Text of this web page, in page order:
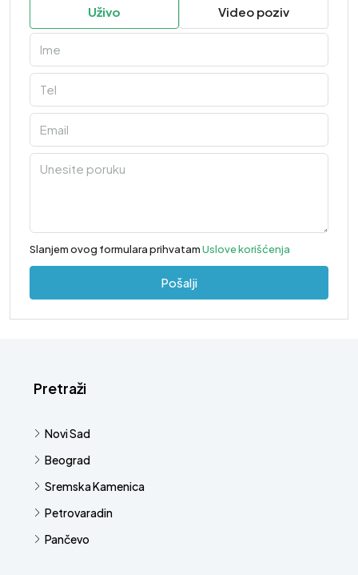
Uživo Video poziv
Slanjem ovog formulara prihvatamUslove korišćenja
Pošalji
Pretraži
Novi Sad
Beograd
Sremska Kamenica
Petrovaradin
Pančevo